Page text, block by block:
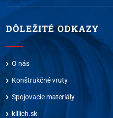
DÔLEŽITÉ ODKAZY
O nás
Konštrukčné vruty
Spojovacie materiály
killich.sk